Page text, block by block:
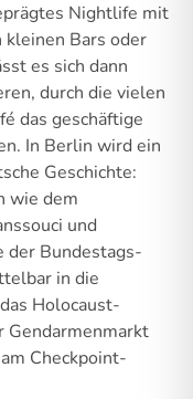
Nightlife mit
kleinen Bars oder
es sich dann
durch die vielen
das geschäftige
In Berlin wird ein
Geschichte:
wie dem
und
der Bundestags-
in die
Holocaust-
Gendarmenmarkt
Checkpoint-